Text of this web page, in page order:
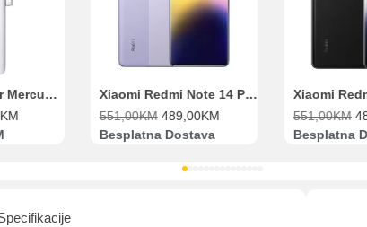
Range Extender Mercusys AX3000 ME80X Wi-Fi 6
KM
Xiaomi Redmi Note 14 Pro 8GB 256GB Ljubičasti
551,00KM 489,00KM
Besplatna Dostava
551,00KM
Besplatna